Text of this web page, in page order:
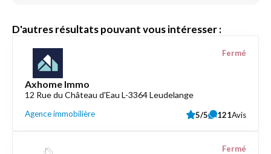
D'autres résultats pouvant vous intéresser :
Axhome Immo
12 Rue du Château d'Eau L-3364 Leudelange
Agence immobilière
Fermé
5/5 121Avis
Fermé